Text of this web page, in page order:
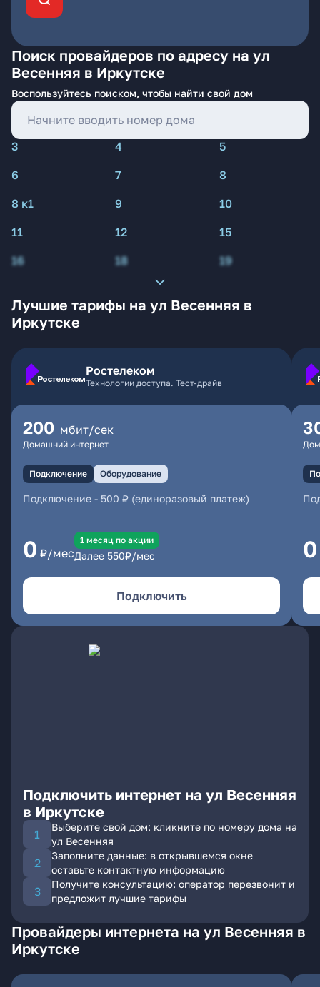
Поиск провайдеров по адресу на ул
Весенняя в Иркутске
Воспользуйтесь поиском, чтобы найти свой дом
3 4
5
6
7
8
8 к1
9
10
11
12
15
16
18 19
Лучшие тарифы на ул Весенняя в
Иркутске
Ростелеком
Технологии доступа. Тест-драйв
200 мбит/сек
Домашний интернет
Подключение Оборудование
Подключение - 500 ₽ (единоразовый платеж)
0 ₽/мес
1 месяц по акции
Далее 550₽/мес
Подключить
0
Подключить интернет на ул Весенняя
в Иркутске
Выберите свой дом: кликните по номеру дома на
ул Весенняя
Заполните данные: в открывшемся окне
оставьте контактную информацию
Получите консультацию: оператор перезвонит и
предложит лучшие тарифы
Провайдеры интернета на ул Весенняя в
Иркутске